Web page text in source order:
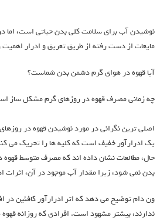
نوشیدن آب برای سلامت کلی بدن حیاتی است، اما
مایعات از دست رفته از طریق تعریق و ادرار اهمیت
آیا قهوه در هوای گرم دشمن بدن شماست؟
چه زمانی مصرف قهوه در روزهای گرم مشکل ساز
اصلی ترین نگرانی در مورد نوشیدن قهوه در
یک ادرارآور خفیف است که کلیه ها را تحریک می
حال، مطالعات نشان داده اند که مصرف متوسط قهوه
بدن نمی شود، زیرا مقدار آب موجود در آن، اثرات
ون دام توضیح می دهد که اثر ادرارآور کافئین
ندارند، بیشتر مشهود است. افرادی که روزانه